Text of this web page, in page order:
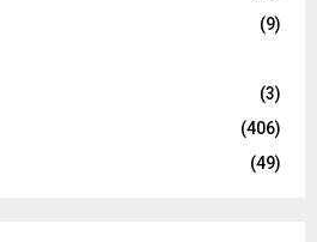
(9)
(3)
(406)
(49)